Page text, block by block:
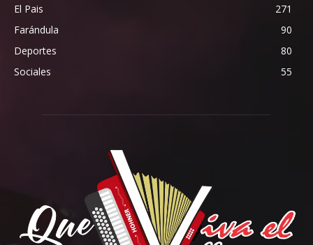
El Pais
271
Farándula
90
Deportes
80
Sociales
55